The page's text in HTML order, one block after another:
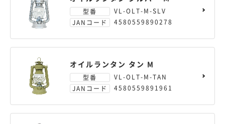
型番
VL-OLT-M-SLV
JANコード
4580559890278
オイルランタン タン M
型番
VL-OLT-M-TAN
JANコード
4580559891961